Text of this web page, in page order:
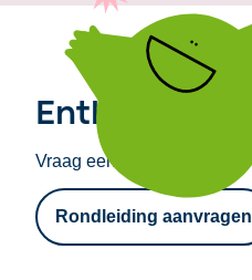
Enthousiast?
Vraag een rondleiding aan!
Rondleiding aanvragen